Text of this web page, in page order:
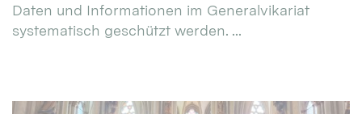
Daten und Informationen im Generalvikariat
systematisch geschützt werden. ...